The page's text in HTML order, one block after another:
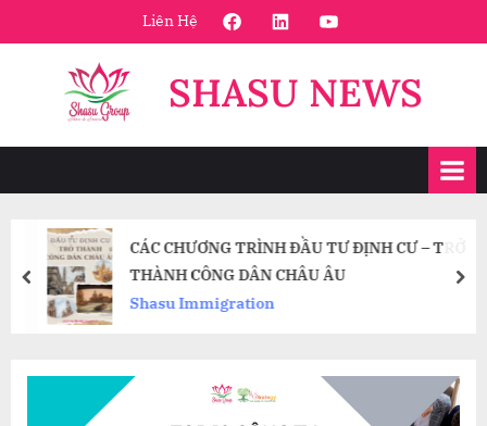
to
Liên Hệ FaceBookLinkedinYoutube
SHASU NEWS
CÁC CHƯƠNG TRÌNH ĐẦU TƯ ĐỊNH CƯ – TRỞ
THÀNH CÔNG DÂN CHÂU ÂU
Shasu Immigration
prev